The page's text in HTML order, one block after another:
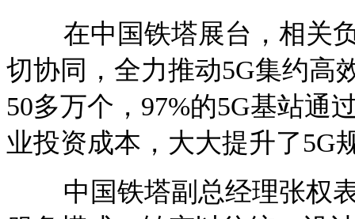
在中国铁塔展台，相关负
切协同，全力推动5G集约高
50多万个，97%的5G基站通
业投资成本，大大提升了5G
中国铁塔副总经理张权表